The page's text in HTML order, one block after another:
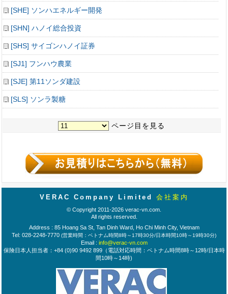
[SHE] ソンハエネルギー開発
[SHN] ハノイ総合投資
[SHS] サイゴンハノイ証券
[SJ1] フンハウ農業
[SJE] 第11ソンダ建設
[SLS] ソンラ製糖
ページ目を見る
VERAC Company Limited 会社案内
© Copyright 2011-2026 verac-vn.com.
All rights reserved.
Address : 85 Hoang Sa St, Tan Dinh Ward, Ho Chi Minh City, Vietnam
Tel: 028-2248-7770 (営業時間：ベトナム時間8時～17時30分/日本時間10時～19時30分)
Email : info@verac-vn.com
保険日本人担当者：+84 (0)90 9492 899（電話対応時間：ベトナム時間8時～12時/日本時
間10時～14時)